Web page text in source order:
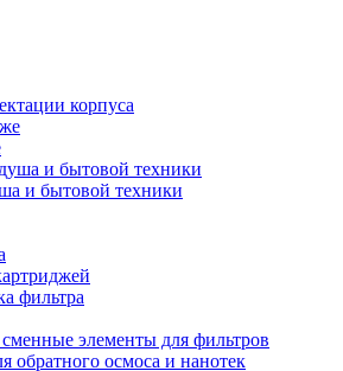
корпуса
и бытовой техники
фильтра
элементы для фильтров